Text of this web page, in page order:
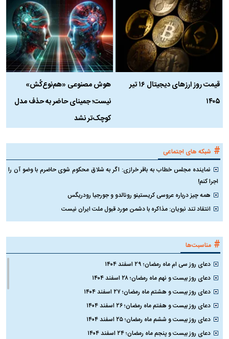
قیمت روز ارز‌های دیجیتال ۱۶ تیر
۱۴۰۵
هوش مصنوعی «هم‌نوع‌کُش»
نیست؛ جمینای حاضر به حذف مدل
کوچک‌تر نشد
# شبکه های اجتماعی
نماینده مجلس خطاب به باقر خرازی: اگر به شلاق محکوم شوی حاضرم با وضو آن را
اجرا کنم!
همه چیز درباره عروسی کریستینو رونالدو و جورجیا رودریگس
انتقاد تند نبویان: مذاکره با دشمن مورد قبول ملت ایران نیست
# مناسبت‌ها
دعای روز سی ام ماه رمضان؛ ۲۹ اسفند ۱۴۰۴
دعای روز بیست و نهم ماه رمضان؛ ۲۸ اسفند ۱۴۰۴
دعای روز بیست و هشتم ماه رمضان؛ ۲۷ اسفند ۱۴۰۴
دعای روز بیست و هفتم ماه رمضان؛ ۲۶ اسفند ۱۴۰۴
دعای روز بیست و ششم ماه رمضان؛ ۲۵ اسفند ۱۴۰۴
دعای روز بیست و پنجم ماه رمضان؛ ۲۴ اسفند ۱۴۰۴